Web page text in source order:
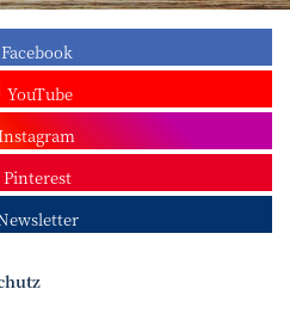
Finden Sie „So
Facebook
Sehen Sie mehr
YouTube
Sie unser
Sieh dir unsere Pins
Pinterest
Sie sich zum